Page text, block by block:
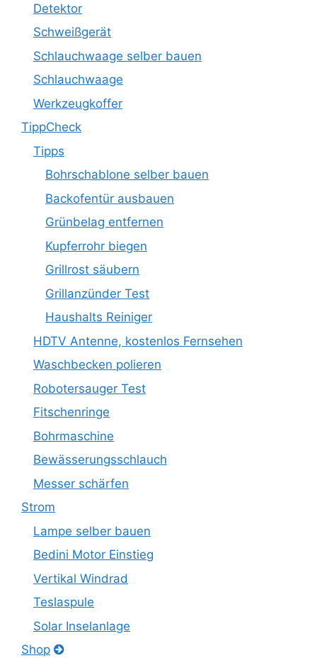
Detektor
Schweißgerät
Schlauchwaage selber bauen
Schlauchwaage
Werkzeugkoffer
TippCheck
Tipps
Bohrschablone selber bauen
Backofentür ausbauen
Grünbelag entfernen
Kupferrohr biegen
Grillrost säubern
Grillanzünder Test
Haushalts Reiniger
HDTV Antenne, kostenlos Fernsehen
Waschbecken polieren
Robotersauger Test
Fitschenringe
Bohrmaschine
Bewässerungsschlauch
Messer schärfen
Strom
Lampe selber bauen
Bedini Motor Einstieg
Vertikal Windrad
Teslaspule
Solar Inselanlage
Shop